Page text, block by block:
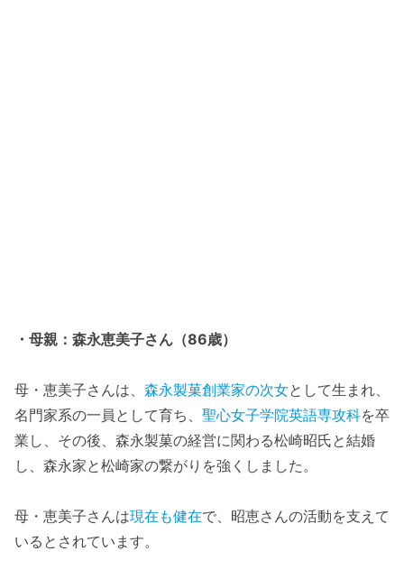
・母親：森永恵美子さん（86歳）
母・恵美子さんは、 森永製菓創業家の次女として生まれ、
名門家系の一員として育ち、 聖心女子学院英語専攻科を卒
業し、その後、森永製菓の経営に関わる松崎昭氏と結婚
し、森永家と松崎家の繋がりを強くしました。
母・恵美子さんは現在も健在で、昭恵さんの活動を支えて
いるとされています。